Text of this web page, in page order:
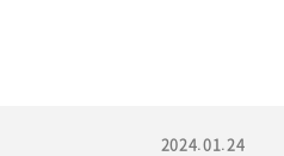
2024.01.24